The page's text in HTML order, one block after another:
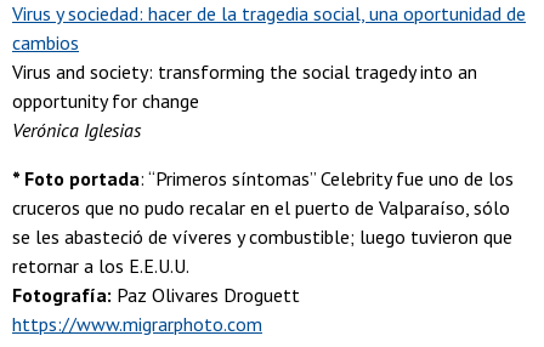
Virus y sociedad: hacer de la tragedia social, una oportunidad de
cambios
Virus and society: transforming the social tragedy into an
opportunity for change
Verónica Iglesias
* Foto portada: “Primeros síntomas” Celebrity fue uno de los
cruceros que no pudo recalar en el puerto de Valparaíso, sólo
se les abasteció de víveres y combustible; luego tuvieron que
retornar a los E.E.U.U.
Fotografía: Paz Olivares Droguett
https://www.migrarphoto.com